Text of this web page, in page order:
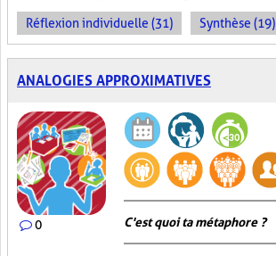
Réflexion individuelle (31) Synthèse (19)
ANALOGIES APPROXIMATIVES
0 C'est quoi ta métaphore ?